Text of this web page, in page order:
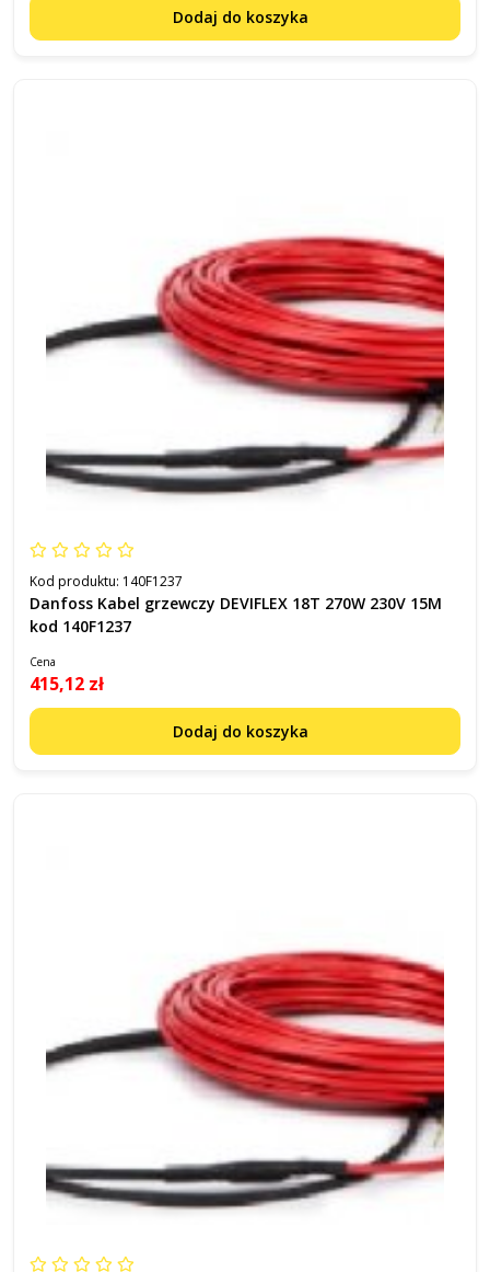
Dodaj do koszyka
Kod produktu: 140F1237
Danfoss Kabel grzewczy DEVIFLEX 18T 270W 230V 15M
kod 140F1237
Cena
415,12 zł
Dodaj do koszyka